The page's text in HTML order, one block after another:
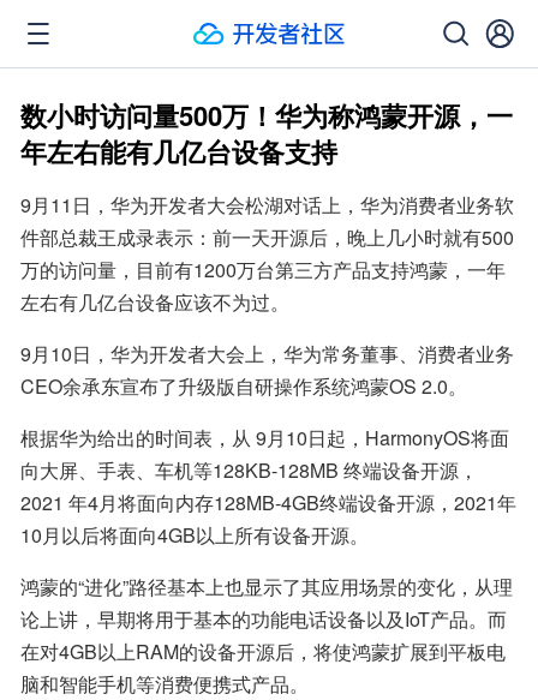
数小时访问量500万！华为称鸿蒙开源，一
年左右能有几亿台设备支持
9月11日，华为开发者大会松湖对话上，华为消费者业务软
件部总裁王成录表示：前一天开源后，晚上几小时就有500
万的访问量，目前有1200万台第三方产品支持鸿蒙，一年
左右有几亿台设备应该不为过。
9月10日，华为开发者大会上，华为常务董事、消费者业务
CEO余承东宣布了升级版自研操作系统鸿蒙OS 2.0。
根据华为给出的时间表，从 9月10日起，HarmonyOS将面
向大屏、手表、车机等128KB-128MB 终端设备开源，
2021 年4月将面向内存128MB-4GB终端设备开源，2021年
10月以后将面向4GB以上所有设备开源。
鸿蒙的“进化”路径基本上也显示了其应用场景的变化，从理
论上讲，早期将用于基本的功能电话设备以及IoT产品。而
在对4GB以上RAM的设备开源后，将使鸿蒙扩展到平板电
脑和智能手机等消费便携式产品。